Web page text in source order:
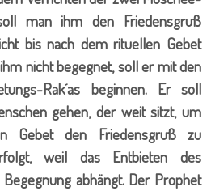
soll man ihm den Friedensgruß
bis nach dem rituellen Gebet
nicht begegnet, soll er mit den
Rak´as beginnen. Er soll
gehen, der weit sitzt, um
Gebet den Friedensgruß zu
weil das Entbieten des
abhängt. Der Prophet